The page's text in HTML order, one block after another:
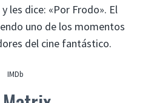
les dice: «Por Frodo». El
uno de los momentos
del cine fantástico.
IMDb